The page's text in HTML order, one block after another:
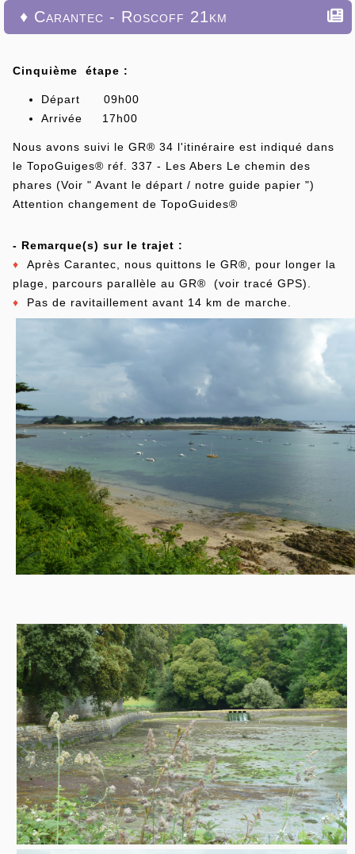
♦ Carantec - Roscoff 21km
Cinquième étape :
Départ 09h00
Arrivée 17h00
Nous avons suivi le GR® 34 l'itinéraire est indiqué dans
le TopoGuiges® réf. 337 - Les Abers Le chemin des
phares (Voir " Avant le départ / notre guide papier ")
Attention changement de TopoGuides®
- Remarque(s) sur le trajet :
♦ Après Carantec, nous quittons le GR®, pour longer la
plage, parcours parallèle au GR® (voir tracé GPS).
♦ Pas de ravitaillement avant 14 km de marche.